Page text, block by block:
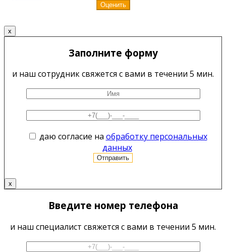
x
Заполните форму
и наш сотрудник свяжется с вами в течении 5 мин.
даю согласие на обработку персональных
данных
x
Введите номер телефона
и наш специалист свяжется с вами в течении 5 мин.